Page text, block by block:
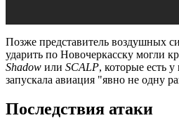
Позже представитель воздушных
ударить по Новочеркасску могли
Shadow или SCALP, которые есть
запускала авиация "явно не одну
Последствия атаки